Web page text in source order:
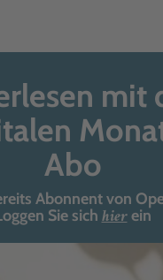
mit
Abo
Abonnent von
Sie sich hierein